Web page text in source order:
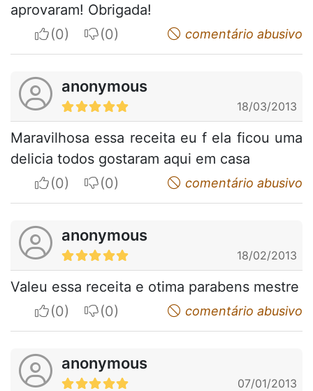
aprovaram! Obrigada!
I apreciateI do not appreciatecomentário abusivo
anonymous
18/03/2013
Maravilhosa essa receita eu f ela ficou uma
delicia todos gostaram aqui em casa
I apreciateI do not appreciatecomentário abusivo
anonymous
18/02/2013
Valeu essa receita e otima parabens mestre
I apreciateI do not appreciatecomentário abusivo
anonymous
07/01/2013